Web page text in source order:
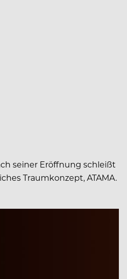
seiner Eröffnung schleißt
Traumkonzept, ATAMA.